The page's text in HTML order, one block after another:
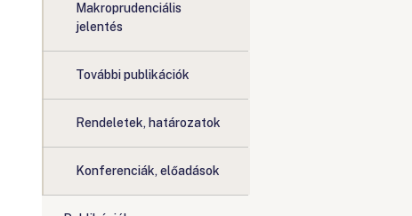
Makroprudenciális
jelentés
További publikációk
Rendeletek, határozatok
Konferenciák, előadások